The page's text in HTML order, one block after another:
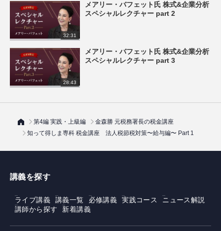
32:31
メアリー・バフェット氏 株式&企業分析
スペシャルレクチャー part 2
28:43
メアリー・バフェット氏 株式&企業分析
スペシャルレクチャー part 3
第4編 実践・上級編
金森勝 元税務署長の税金講座
知って得しま専科 税金講座 法人税節税対策〜給与編〜 Part 1
講義を探す
ライブ講義 講義一覧 必修講義 実践コース
ニュース解説
講師から探す
新着講義